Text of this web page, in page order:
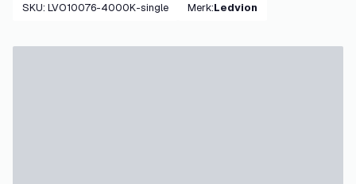
SKU: LVO10076-4000K-single Merk: Ledvion